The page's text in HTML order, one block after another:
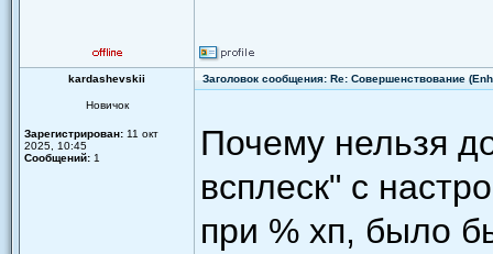
kardashevskii Заголовок сообщения: Re: Совершенствование
Новичок
Зарегистрирован: 11 окт
2025, 10:45
Сообщений: 1
Почему нельзя
всплеск" с
при % хп, было